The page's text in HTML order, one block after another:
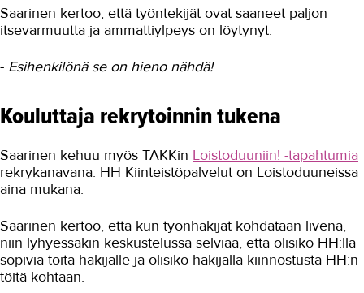
Saarinen kertoo, että työntekijät ovat saaneet paljon
itsevarmuutta ja ammattiylpeys on löytynyt.
- Esihenkilönä se on hieno nähdä!
Kouluttaja rekrytoinnin tukena
Saarinen kehuu myös TAKKin Loistoduuniin! -tapahtumia
rekrykanavana. HH Kiinteistöpalvelut on Loistoduuneissa
aina mukana.
Saarinen kertoo, että kun työnhakijat kohdataan livenä,
niin lyhyessäkin keskustelussa selviää, että olisiko HH:lla
sopivia töitä hakijalle ja olisiko hakijalla kiinnostusta HH:n
töitä kohtaan.